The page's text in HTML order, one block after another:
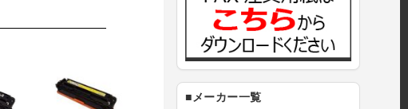
■メーカー一覧